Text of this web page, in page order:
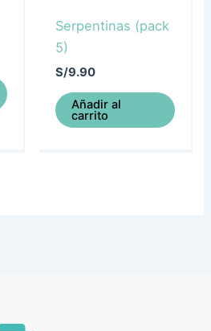
Serpentinas (pack
5)
S/9.90
Añadir al
carrito